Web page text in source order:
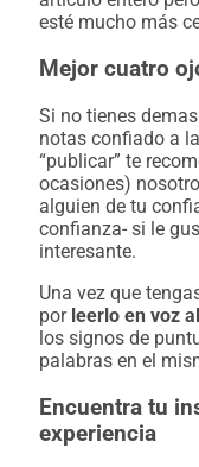
esté mucho más
Mejor cuatro
Si no tienes
notas confiado a
“publicar” te
ocasiones)
alguien de tu
confianza- si le
interesante.
Una vez que
por leerlo en voz
los signos de
palabras en el
Encuentra tu
experiencia